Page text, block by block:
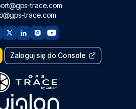
trace.com
trace.com
Zaloguj się do Console